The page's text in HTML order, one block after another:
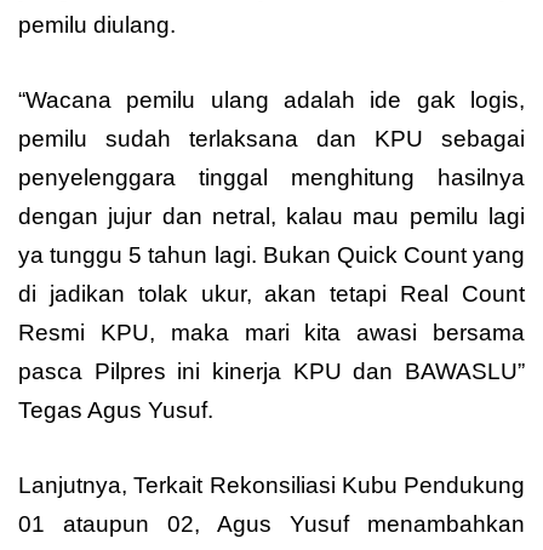
pemilu diulang.
“Wacana pemilu ulang adalah ide gak logis,
pemilu sudah terlaksana dan KPU sebagai
penyelenggara tinggal menghitung hasilnya
dengan jujur dan netral, kalau mau pemilu lagi
ya tunggu 5 tahun lagi. Bukan Quick Count yang
di jadikan tolak ukur, akan tetapi Real Count
Resmi KPU, maka mari kita awasi bersama
pasca Pilpres ini kinerja KPU dan BAWASLU”
Tegas Agus Yusuf.
Lanjutnya, Terkait Rekonsiliasi Kubu Pendukung
01 ataupun 02, Agus Yusuf menambahkan